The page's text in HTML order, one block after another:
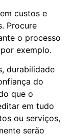
custos e
Procure
o processo
exemplo.
durabilidade
do
que o
em tudo
ou serviços,
serão